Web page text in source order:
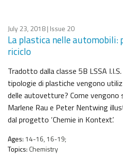
July 23, 2018| Issue 20
La plastica nelle automobili:
riciclo
Tradotto dalla classe 5B LSSA
tipologie di plastiche vengono
delle autovetture? Come
Marlene Rau e Peter Nentwing
dal progetto ‘Chemie in Kontext’.
Ages: 14-16, 16-19;
Topics: Chemistry